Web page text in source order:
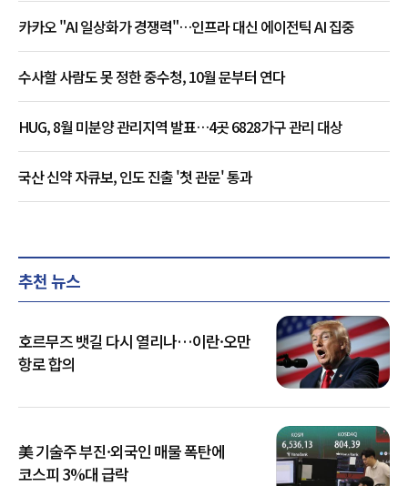
카카오 "AI 일상화가 경쟁력"…인프라 대신 에이전틱 AI 집중
수사할 사람도 못 정한 중수청, 10월 문부터 연다
HUG, 8월 미분양 관리지역 발표…4곳 6828가구 관리 대상
국산 신약 자큐보, 인도 진출 '첫 관문' 통과
추천 뉴스
호르무즈 뱃길 다시 열리나…이란·오만
항로 합의
美 기술주 부진·외국인 매물 폭탄에
코스피 3%대 급락